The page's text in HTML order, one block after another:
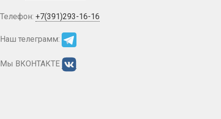
Телефон: +7(391)293-16-16
Наш телеграмм:
Мы ВКОНТАКТЕ